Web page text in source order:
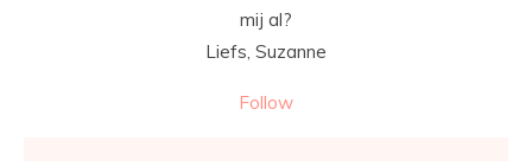
mij al?
Liefs, Suzanne
Follow